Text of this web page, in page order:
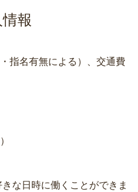
報
・指名有無による）、交通費
な日時に働くことができま